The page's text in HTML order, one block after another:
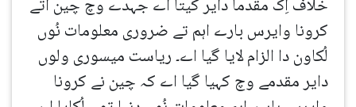
خلاف اِک مقدما دایر کیتا اے جہدے وچ چین اُتے
کرونا وایرس بارے اہم تے ضروری معلومات نُوں
لُکاون دا الزام لایا گیا اے۔ ریاست میسوری ولوں
دایر مقدمے وچ کہیا گیا اے کہ چین نے کرونا